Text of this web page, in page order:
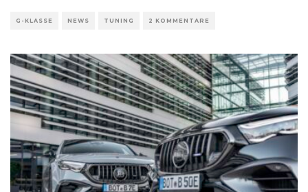
G-KLASSE NEWS TUNING 2 KOMMENTARE